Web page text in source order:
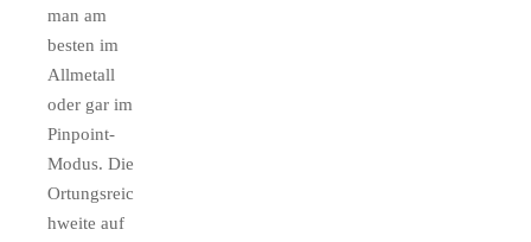
man am
besten im
Allmetall
oder gar im
Pinpoint-
Modus. Die
Ortungsreic
hweite auf